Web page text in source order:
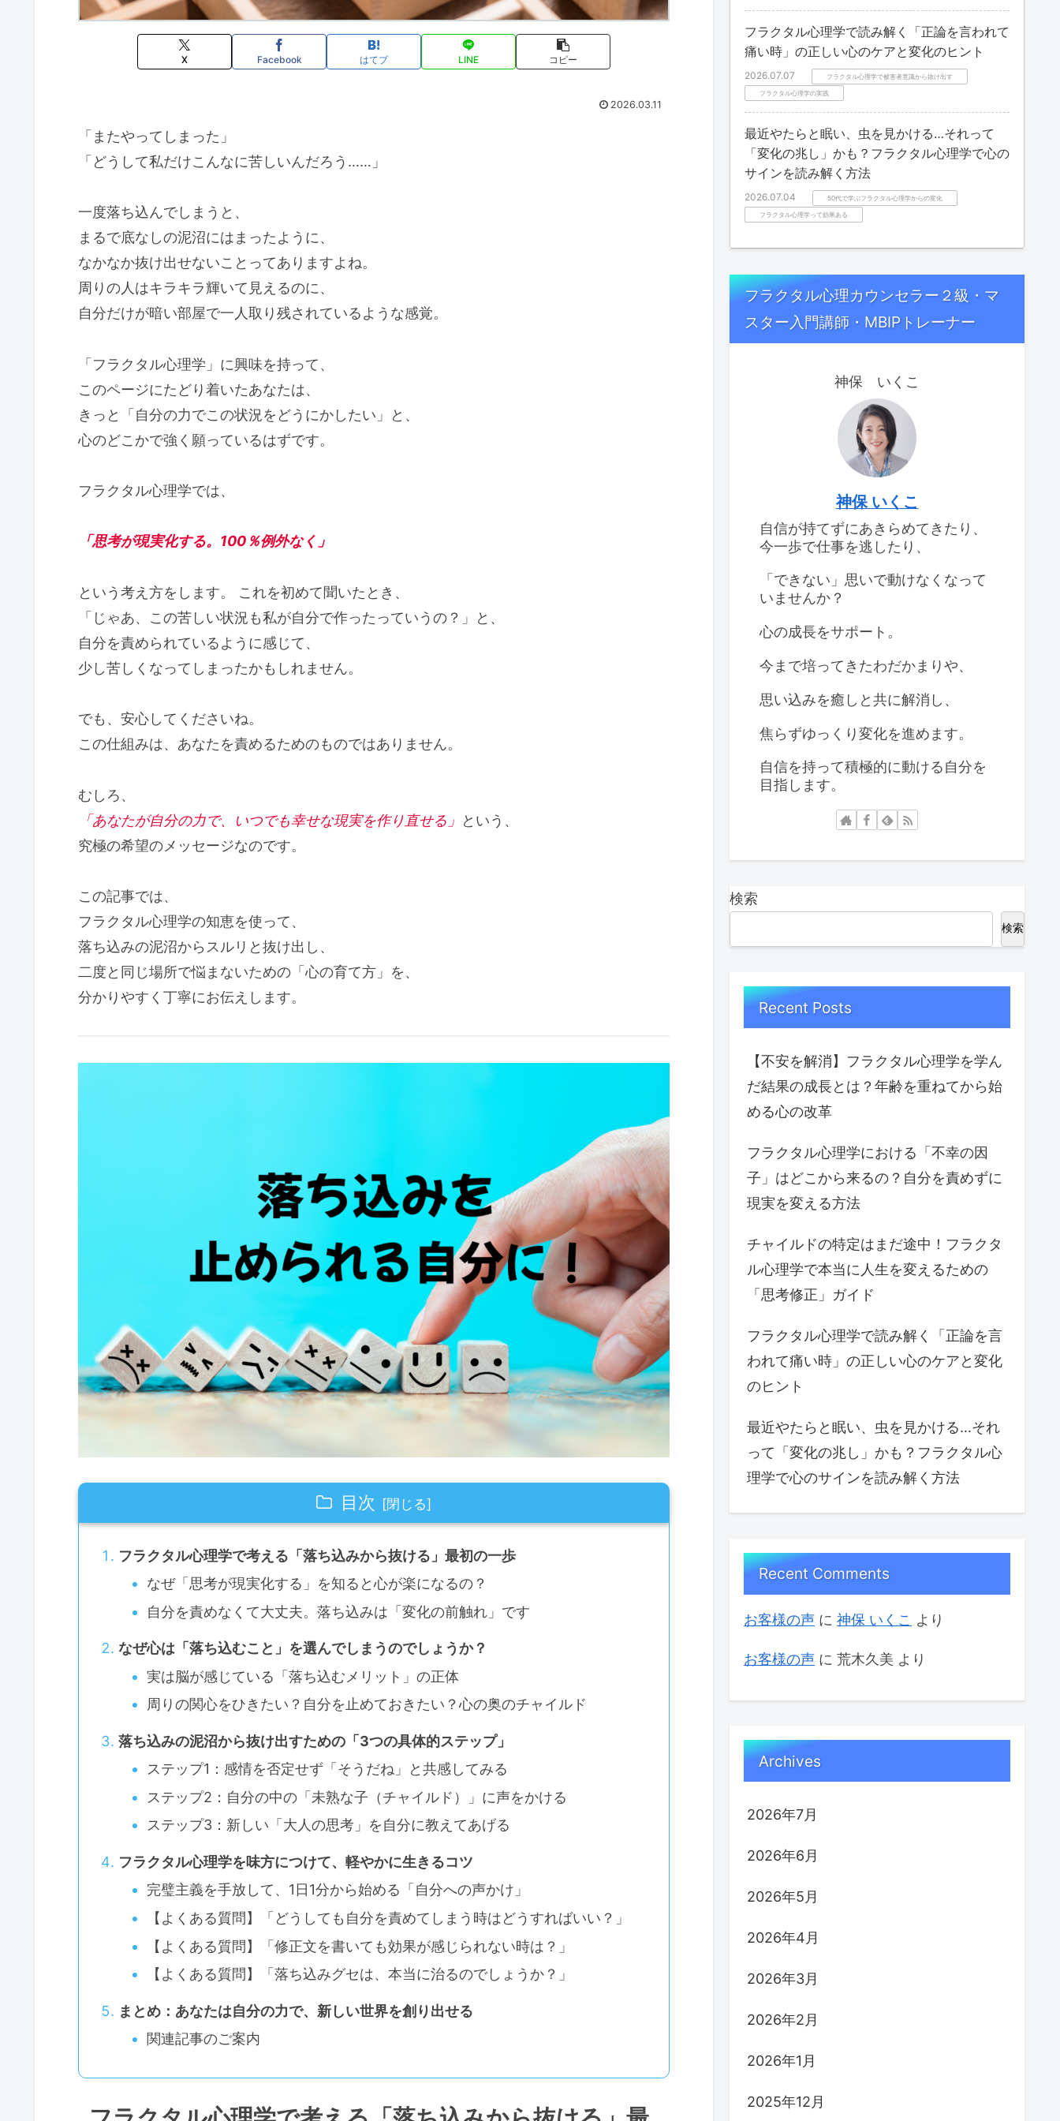
X Facebook はてブ LINE コピー
2026.03.11
「またやってしまった」
「どうして私だけこんなに苦しいんだろう……」
一度落ち込んでしまうと、
まるで底なしの泥沼にはまったように、
なかなか抜け出せないことってありますよね。
周りの人はキラキラ輝いて見えるのに、
自分だけが暗い部屋で一人取り残されているような感覚。
「フラクタル心理学」に興味を持って、
このページにたどり着いたあなたは、
きっと「自分の力でこの状況をどうにかしたい」と、
心のどこかで強く願っているはずです。
フラクタル心理学では、
「思考が現実化する。100％例外なく」
という考え方をします。 これを初めて聞いたとき、
「じゃあ、この苦しい状況も私が自分で作ったっていうの？」と、
自分を責められているように感じて、
少し苦しくなってしまったかもしれません。
でも、安心してくださいね。
この仕組みは、あなたを責めるためのものではありません。
むしろ、
「あなたが自分の力で、いつでも幸せな現実を作り直せる」 という、
究極の希望のメッセージなのです。
この記事では、
フラクタル心理学の知恵を使って、
落ち込みの泥沼からスルリと抜け出し、
二度と同じ場所で悩まないための「心の育て方」を、
分かりやすく丁寧にお伝えします。
目次
フラクタル心理学で考える「落ち込みから抜ける」最初の一歩
なぜ「思考が現実化する」を知ると心が楽になるの？
自分を責めなくて大丈夫。落ち込みは「変化の前触れ」です
なぜ心は「落ち込むこと」を選んでしまうのでしょうか？
実は脳が感じている「落ち込むメリット」の正体
周りの関心をひきたい？自分を止めておきたい？心の奥のチャイルド
落ち込みの泥沼から抜け出すための「3つの具体的ステップ」
ステップ1：感情を否定せず「そうだね」と共感してみる
ステップ2：自分の中の「未熟な子（チャイルド）」に声をかける
ステップ3：新しい「大人の思考」を自分に教えてあげる
フラクタル心理学を味方につけて、軽やかに生きるコツ
完璧主義を手放して、1日1分から始める「自分への声かけ」
【よくある質問】「どうしても自分を責めてしまう時はどうすればいい？」
【よくある質問】「修正文を書いても効果が感じられない時は？」
【よくある質問】「落ち込みグセは、本当に治るのでしょうか？」
まとめ：あなたは自分の力で、新しい世界を創り出せる
関連記事のご案内
フラクタル心理学で読み解く「正論を言われて
痛い時」の正しい心のケアと変化のヒント
2026.07.07 フラクタル心理学で被害者意識から抜け出す
フラクタル心理学の実践
最近やたらと眠い、虫を見かける…それって
「変化の兆し」かも？フラクタル心理学で心の
サインを読み解く方法
2026.07.04 50代で学ぶフラクタル心理学からの変化
フラクタル心理学って効果ある
フラクタル心理カウンセラー２級・マ
スター入門講師・MBIPトレーナー
神保 いくこ
神保 いくこ
自信が持てずにあきらめてきたり、
今一歩で仕事を逃したり、
「できない」思いで動けなくなって
いませんか？
心の成長をサポート。
今まで培ってきたわだかまりや、
思い込みを癒しと共に解消し、
焦らずゆっくり変化を進めます。
自信を持って積極的に動ける自分を
目指します。
検索
検索
Recent Posts
【不安を解消】フラクタル心理学を学ん
だ結果の成長とは？年齢を重ねてから始
める心の改革
フラクタル心理学における「不幸の因
子」はどこから来るの？自分を責めずに
現実を変える方法
チャイルドの特定はまだ途中！フラクタ
ル心理学で本当に人生を変えるための
「思考修正」ガイド
フラクタル心理学で読み解く「正論を言
われて痛い時」の正しい心のケアと変化
のヒント
最近やたらと眠い、虫を見かける…それ
って「変化の兆し」かも？フラクタル心
理学で心のサインを読み解く方法
Recent Comments
お客様の声 に 神保 いくこ より
お客様の声 に 荒木久美 より
Archives
2026年7月
2026年6月
2026年5月
2026年4月
2026年3月
2026年2月
2026年1月
2025年12月